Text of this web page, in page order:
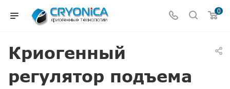
0
Криогенный
регулятор подъема